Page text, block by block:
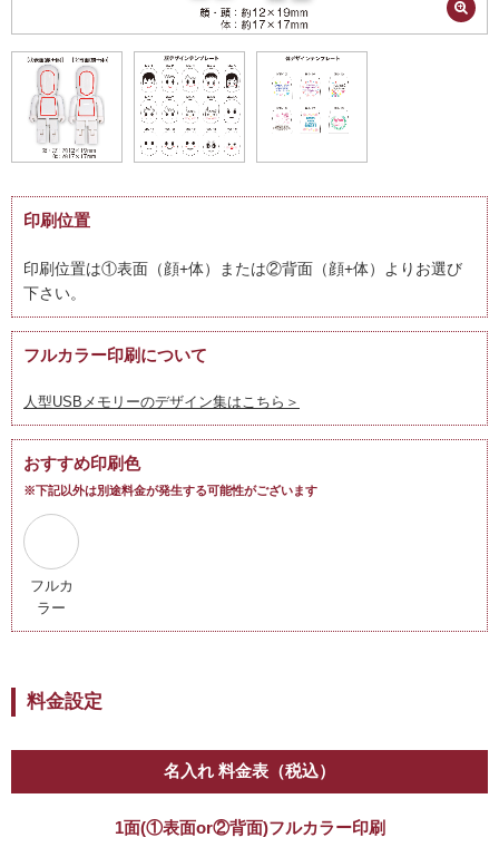
印刷位置
印刷位置は①表面（顔+体）または②背面（顔+体）よりお選び
下さい。
フルカラー印刷について
人型USBメモリーのデザイン集はこちら＞
おすすめ印刷色
※下記以外は別途料金が発生する可能性がございます
フルカ
ラー
料金設定
名入れ 料金表（税込）
1面(①表面or②背面)フルカラー印刷